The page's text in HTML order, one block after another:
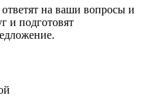
на ваши вопросы и
и подготовят